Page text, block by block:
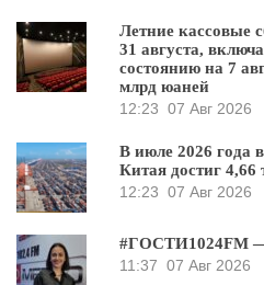
Летние кассовые
31 августа,
состоянию на 7
млрд юаней
12:23 07 Авг 2026
В июле 2026 года
Китая достиг 4,66
12:23 07 Авг 2026
#ГОСТИ1024FM
11:37 07 Авг 2026